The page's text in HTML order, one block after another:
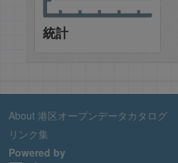
統計
About 港区オープンデータカタログ
リンク集
Powered by